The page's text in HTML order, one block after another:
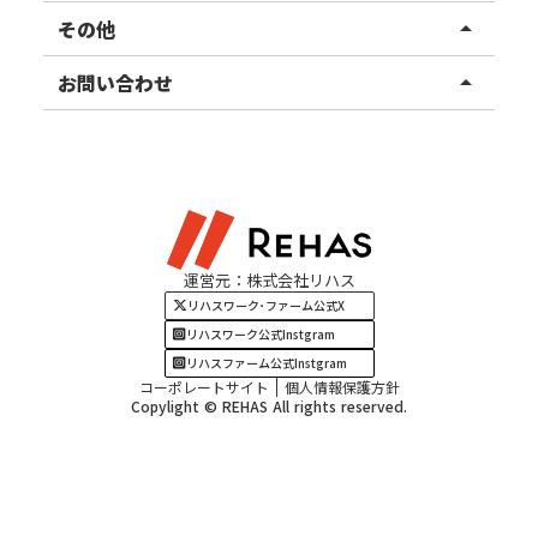
東北エリア
甲信越エリア
四国・九州エリア
事業所ブログ
ご利用者様の声
その他 arrow_drop_up
お知らせ
お問い合わせ arrow_drop_up
運営元：株式会社リハス
リハスワーク･ファーム公式X
リハスワーク公式Instgram
リハスファーム公式Instgram
コーポレートサイト
個人情報保護方針
Copylight © REHAS All rights reserved.